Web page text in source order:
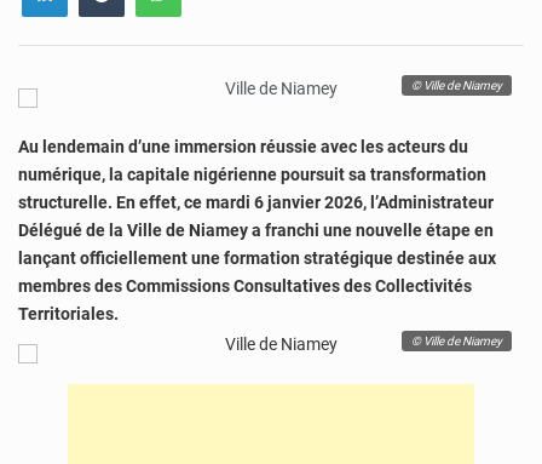
© Ville de Niamey
Au lendemain d’une immersion réussie avec les acteurs du
numérique, la capitale nigérienne poursuit sa transformation
structurelle. En effet, ce mardi 6 janvier 2026, l’Administrateur
Délégué de la Ville de Niamey a franchi une nouvelle étape en
lançant officiellement une formation stratégique destinée aux
membres des Commissions Consultatives des Collectivités
Territoriales.
© Ville de Niamey